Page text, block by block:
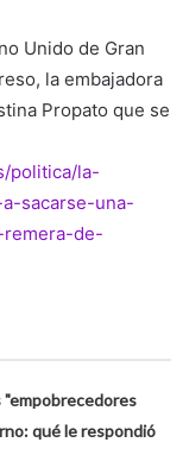
Unido de Gran
la embajadora
Propato que se
politica/la-
sacarse-una-
de-
"empobrecedores
qué le respondió